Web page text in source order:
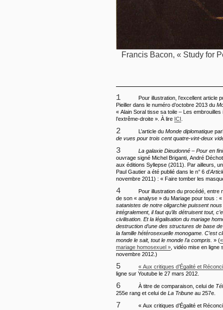
Francis Bacon, « Study for
1
Pour illustration, l’excellent article
Pieiller dans le numéro d’octobre 2013 du
« Alain Soral tisse sa toile – Les embrouilles
l’extrême-droite ». À lire ICI
2 L’article du Monde diplomatique
de vues pour trois cent quatre-vint-deux
3
La galaxie Dieudonné – Pour en
ouvrage signé Michel Briganti, André
aux éditions Syllepse (2011). Par ailleurs,
Paul Gautier a été publié dans le n° 6 d’
novembre 2011) : « Faire tomber les
4
Pour illustration du procédé, entre
de son « analyse » du Mariage pour tous : «
satanistes de notre oligarchie puissent nous
intégralement, il faut qu’ils détruisent tout,
civilisation. Et la légalisation du mariage
destruction d’une des structures de base
la famille hétérosexuelle monogame. C’est
monde le sait, tout le monde l’a compris. » (
mariage homosexuel » , vidéo mise en ligne
novembre 2012.)
5
« Aux critiques d’Égalité et
ligne sur Youtube le 27 mars 2012.
6 À titre de comparaison, celui de
255e rang et celui de La Tribune au 257e.
7 « Aux critiques d’Égalité et